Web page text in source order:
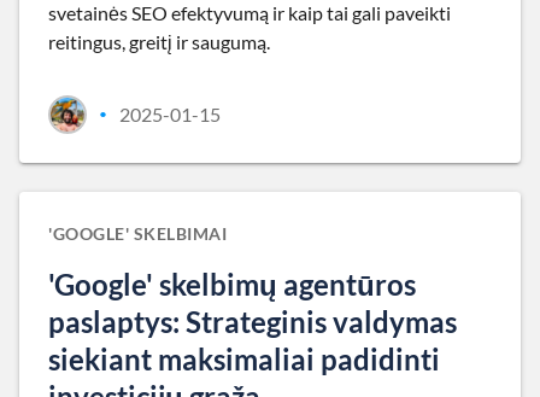
svetainės SEO efektyvumą ir kaip tai gali paveikti
reitingus, greitį ir saugumą.
• 2025-01-15
'GOOGLE' SKELBIMAI
'Google' skelbimų agentūros
paslaptys: Strateginis valdymas
siekiant maksimaliai padidinti